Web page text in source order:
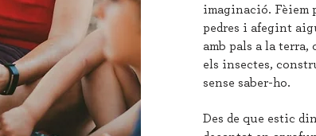
imaginació. Fèiem
pedres i afegint
amb pals a la terra,
els insectes,
sense saber-ho.
Des de que estic